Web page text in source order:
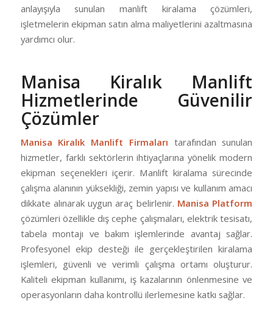
anlayışıyla sunulan manlift kiralama çözümleri,
işletmelerin ekipman satın alma maliyetlerini azaltmasına
yardımcı olur.
Manisa Kiralık Manlift
Hizmetlerinde Güvenilir
Çözümler
Manisa Kiralık Manlift Firmaları tarafından sunulan
hizmetler, farklı sektörlerin ihtiyaçlarına yönelik modern
ekipman seçenekleri içerir. Manlift kiralama sürecinde
çalışma alanının yüksekliği, zemin yapısı ve kullanım amacı
dikkate alınarak uygun araç belirlenir. Manisa Platform
çözümleri özellikle dış cephe çalışmaları, elektrik tesisatı,
tabela montajı ve bakım işlemlerinde avantaj sağlar.
Profesyonel ekip desteği ile gerçekleştirilen kiralama
işlemleri, güvenli ve verimli çalışma ortamı oluşturur.
Kaliteli ekipman kullanımı, iş kazalarının önlenmesine ve
operasyonların daha kontrollü ilerlemesine katkı sağlar.